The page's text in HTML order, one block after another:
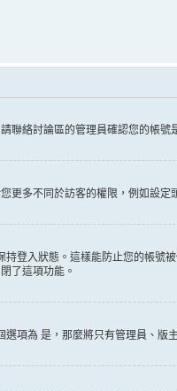
絡討論區的管理員確認您的帳
多不同於訪客的權限，例如設
登入狀態。這樣能防止您的帳
了這項功能。
選項為 是 ，那麼將只有管理員、版